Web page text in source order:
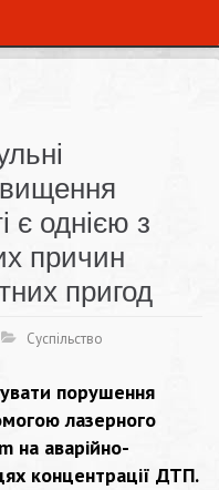
є однією з
причин
пригод
Суспільство
порушення
лазерного
на аварійно-
концентрації ДТП.